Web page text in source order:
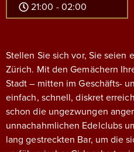
21:00 - 02:00
Stellen Sie sich vor, Sie seien
Zürich. Mit den Gemächern
Stadt – mitten im Geschäfts-
einfach, schnell, diskret
schon die ungezwungen
unnachahmlichen Edelclubs
lang gestreckten Bar, um die